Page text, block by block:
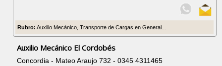
Rubro: Auxilio Mecánico, Transporte de Cargas en General...
Auxilio Mecánico El Cordobés
Concordia - Mateo Araujo 732 - 0345 4311465